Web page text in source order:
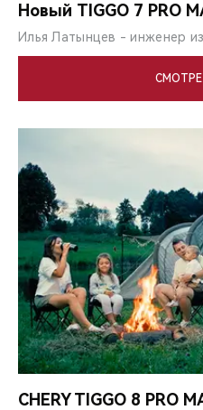
Новый TIGGO 7 PRO
Илья Латынцев - инженер
CHERY TIGGO 8 PRO